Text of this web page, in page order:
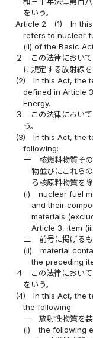
をいう。
Article 2
(1)
In
refers to nuclear
(ii) of the Basic
２
この法律におい
に規定する放射線を
(2)
In this Act, the
defined in Article
Energy.
３
この法律におい
う。
(3)
In this Act, the
following:
一
核燃料物質そ
物並びにこれら
る核原料物質を除
(i)
nuclear fuel
and their
materials
Article 3, item
二
前号に掲げる
(ii)
material
the preceding
４
この法律におい
をいう。
(4)
In this Act, the
the following:
一
放射性物質を
(i)
the following